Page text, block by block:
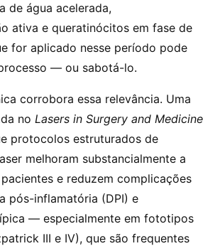
de água acelerada,
ativa e queratinócitos em fase de
for aplicado nesse período pode
— ou sabotá-lo.
corrobora essa relevância. Uma
no Lasers in Surgery and Medicine
protocolos estruturados de
melhoram substancialmente a
e reduzem complicações
pós-inflamatória (DPI) e
— especialmente em fototipos
III e IV), que são frequentes